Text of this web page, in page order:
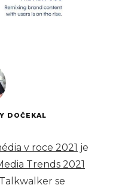
DOČEKAL
v roce 2021 je
Trends 2021
se